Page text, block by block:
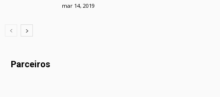
mar 14, 2019
Parceiros